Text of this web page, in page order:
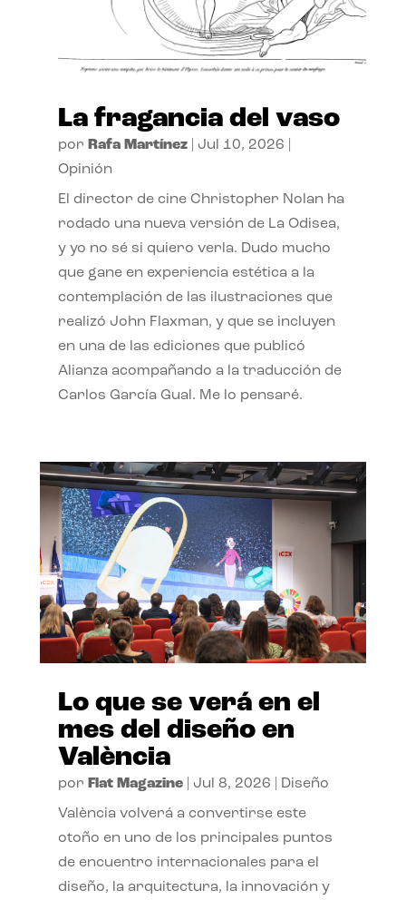
La fragancia del vaso
por Rafa Martínez| Jul 10, 2026
Opinión
El director de cine Christopher Nolan ha
rodado una nueva versión de La Odisea,
y yo no sé si quiero verla. Dudo mucho
que gane en experiencia estética a la
contemplación de las ilustraciones que
realizó John Flaxman, y que se incluyen
en una de las ediciones que publicó
Alianza acompañando a la traducción de
Carlos García Gual. Me lo pensaré.
Lo que se verá en el
mes del diseño en
València
por Flat Magazine| Jul 8, 2026 Diseño
València volverá a convertirse este
otoño en uno de los principales puntos
de encuentro internacionales para el
diseño, la arquitectura, la innovación y